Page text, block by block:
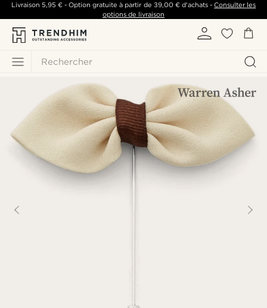
Rechercher
Livraison 5,95 €- Option gratuite à partir de 39,00 €d'achats -Consulter les
options de livraison